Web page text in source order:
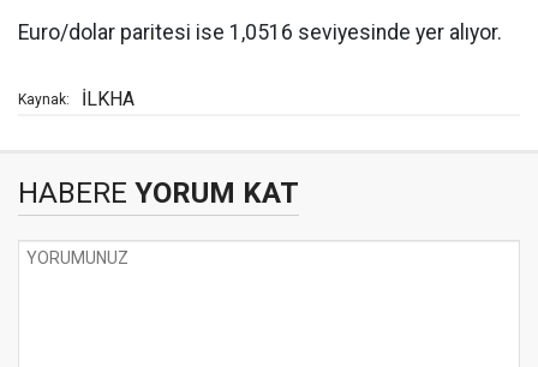
Euro/dolar paritesi ise 1,0516 seviyesinde yer alıyor.
Kaynak: İLKHA
HABERE YORUM KAT